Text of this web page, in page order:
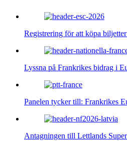
Registrering för att köpa
Lyssna på Frankrikes bidrag i
Panelen tycker till: Frankrikes
Antagningen till Lettlands